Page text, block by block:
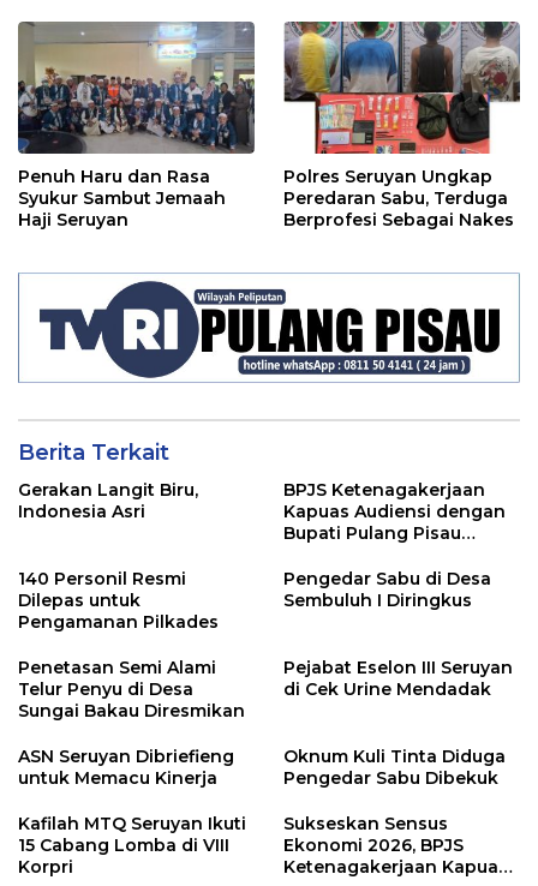
Penuh Haru dan Rasa
Syukur Sambut Jemaah
Haji Seruyan
Polres Seruyan Ungkap
Peredaran Sabu, Terduga
Berprofesi Sebagai Nakes
Berita Terkait
Gerakan Langit Biru,
Indonesia Asri
BPJS Ketenagakerjaan
Kapuas Audiensi dengan
Bupati Pulang Pisau
Ekosistem Desa, dan
Pekerja Rentan
140 Personil Resmi
Dilepas untuk
Pengamanan Pilkades
Pengedar Sabu di Desa
Sembuluh I Diringkus
Penetasan Semi Alami
Telur Penyu di Desa
Sungai Bakau Diresmikan
Pejabat Eselon III Seruyan
di Cek Urine Mendadak
ASN Seruyan Dibriefieng
untuk Memacu Kinerja
Oknum Kuli Tinta Diduga
Pengedar Sabu Dibekuk
Kafilah MTQ Seruyan Ikuti
15 Cabang Lomba di VIII
Korpri
Sukseskan Sensus
Ekonomi 2026, BPJS
Ketenagakerjaan Kapuas